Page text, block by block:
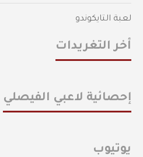
لعبة التايكوندو
أخر التغريدات
إحصائية لاعبي الفيصلي
يوتيوب